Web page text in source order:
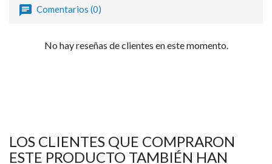
Comentarios (0)
No hay reseñas de clientes en este momento.
LOS CLIENTES QUE COMPRARON
ESTE PRODUCTO TAMBIÉN HAN